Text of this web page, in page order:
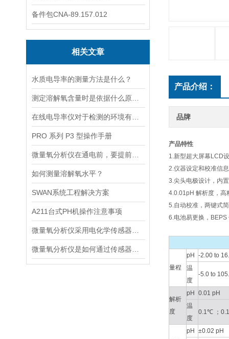
备件包CNA-89.157.012
相关文章
水质电导率的测量方法是什么？
PRO 系列 P3 型操作手册
如何测量溶解氧水平？
SWAN系统工程解决方案
A211台式PH机操作注意事项
产品介绍：
品牌
产品特性
1.新型超大屏幕LCD
2.仪器设定和校准信
3.尖头电极设计，内
4.0.01pH 解析度，高
5.自动校准，两键式
6.电池易更换，
量程
pH
-2.00 to
温
度
-5.0 to
解析
度
pH
0.01 pH
温
度
0.1℃ ；
pH
±0.02 pH